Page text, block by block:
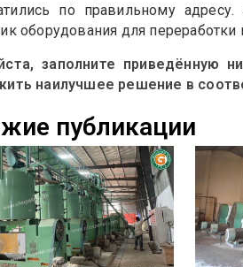
по правильному
оборудования для переработки
заполните приведённую
наилучшее решение в
публикации